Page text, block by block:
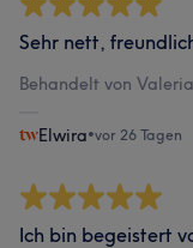
Sehr nett,
Behandelt von Valeria
Elwira•vor 26 Tagen
Ich bin begeistert